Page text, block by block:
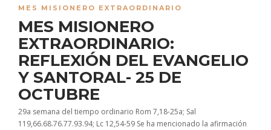
MES MISIONERO EXTRAORDINARIO
MES MISIONERO
EXTRAORDINARIO:
REFLEXIÓN DEL EVANGELIO
Y SANTORAL- 25 DE
OCTUBRE
29a semana del tiempo ordinario Rom 7,18-25a; Sal
119,66.68.76.77.93.94; Lc 12,54-59 Se ha mencionado la afirmación